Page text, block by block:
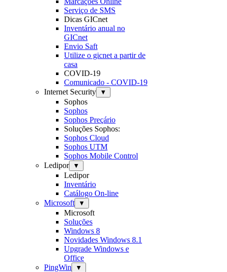
Serviço de SMS
Dicas GICnet
Inventário anual no
GICnet
Envio Saft
Utilize o gicnet a partir de
casa
COVID-19
Comunicado - COVID-19
Internet Security
▼
Sophos
Sophos
Sophos Preçário
Soluções Sophos:
Sophos Cloud
Sophos UTM
Sophos Mobile Control
Ledipor
▼
Ledipor
Inventário
Catálogo On-line
Microsoft
▼
Microsoft
Soluções
Windows 8
Novidades Windows 8.1
Upgrade Windows e
Office
PingWin
▼